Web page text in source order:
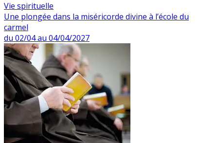
Vie spirituelle
Une plongée dans la miséricorde divine à l’école du
carmel
du 02/04 au 04/04/2027